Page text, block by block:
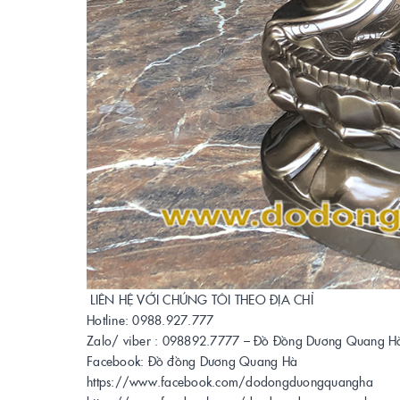
LIÊN HỆ VỚI CHÚNG TÔI THEO ĐỊA CHỈ
Hotline: 0988.927.777
Zalo/ viber : 098892.7777 – Đồ Đồng Dương Quang
Facebook: Đồ đồng Dương Quang Hà
https://www.facebook.com/dodongduongquangha